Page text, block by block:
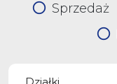
Sprzedaż